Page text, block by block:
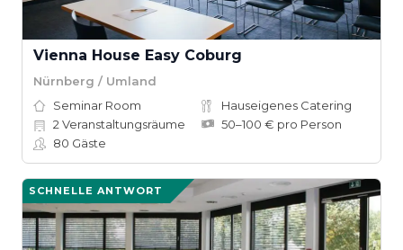
Vienna House Easy Coburg
Nürnberg / Umland
Seminar Room
Hauseigenes Catering
2 Veranstaltungsräume
50–100 € pro Person
80 Gäste
SCHNELLE ANTWORT